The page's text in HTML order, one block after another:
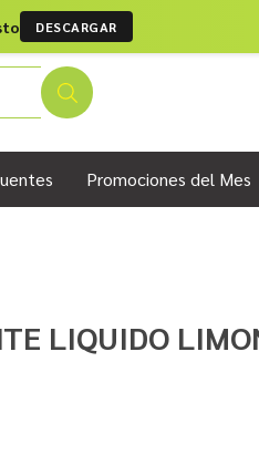
DESCARGAR
Promociones del Mes
LIQUIDO